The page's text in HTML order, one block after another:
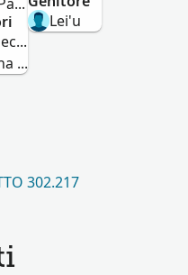
Melecio Obalde Nazareta
Juana Necesito Doctor
Lei'u
302.217